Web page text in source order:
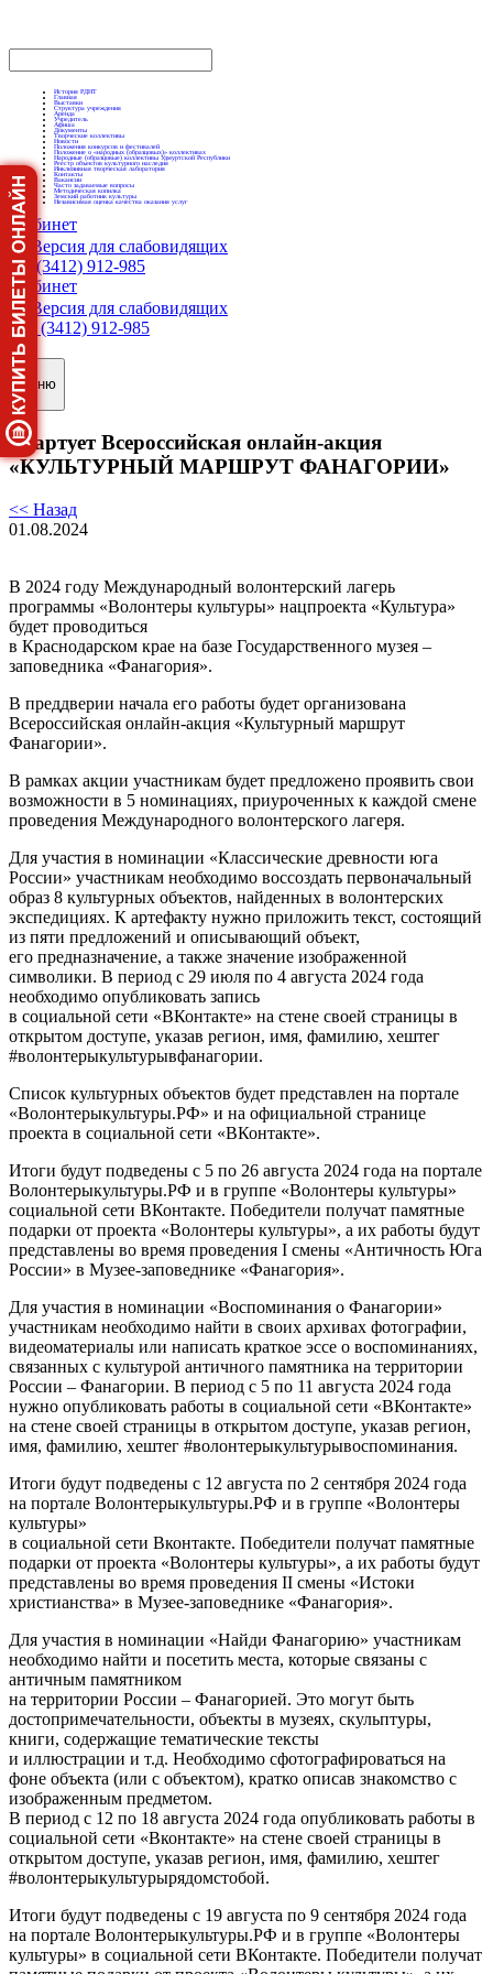
История РДНТ
Главная
Выставки
Структура учреждения
Аренда
Учредитель
Афиша
Документы
Творческие коллективы
Новости
Положения конкурсов и фестивалей
Положение о «народных (образцовых)» коллективах
Народные (образцовые) коллективы Удмуртской Республики
Реестр объектов культурного наследия
Инклюзивная творческая лаборатория
Контакты
Вакансии
Часто задаваемые вопросы
Методическая копилка
Земский работник культуры
Независимая оценка качества оказания услуг
Кабинет
Версия для слабовидящих
+7 (3412) 912-985
Кабинет
Версия для слабовидящих
+7 (3412) 912-985
Меню
Стартует Всероссийская онлайн-акция
«КУЛЬТУРНЫЙ МАРШРУТ ФАНАГОРИИ»
<< Назад
01.08.2024
В 2024 году Международный волонтерский лагерь
программы «Волонтеры культуры» нацпроекта «Культура»
будет проводиться
в Краснодарском крае на базе Государственного музея –
заповедника «Фанагория».
В преддверии начала его работы будет организована
Всероссийская онлайн-акция «Культурный маршрут
Фанагории».
В рамках акции участникам будет предложено проявить свои
возможности в 5 номинациях, приуроченных к каждой смене
проведения Международного волонтерского лагеря.
Для участия в номинации «Классические древности юга
России» участникам необходимо воссоздать первоначальный
образ 8 культурных объектов, найденных в волонтерских
экспедициях. К артефакту нужно приложить текст, состоящий
из пяти предложений и описывающий объект,
его предназначение, а также значение изображенной
символики. В период с 29 июля по 4 августа 2024 года
необходимо опубликовать запись
в социальной сети «ВКонтакте» на стене своей страницы в
открытом доступе, указав регион, имя, фамилию, хештег
#волонтерыкультурывфанагории.
Список культурных объектов будет представлен на портале
«Волонтерыкультуры.РФ» и на официальной странице
проекта в социальной сети «ВКонтакте».
Итоги будут подведены с 5 по 26 августа 2024 года на портале
Волонтерыкультуры.РФ и в группе «Волонтеры культуры»
социальной сети ВКонтакте. Победители получат памятные
подарки от проекта «Волонтеры культуры», а их работы будут
представлены во время проведения I смены «Античность Юга
России» в Музее-заповеднике «Фанагория».
Для участия в номинации «Воспоминания о Фанагории»
участникам необходимо найти в своих архивах фотографии,
видеоматериалы или написать краткое эссе о воспоминаниях,
связанных с культурой античного памятника на территории
России – Фанагории. В период с 5 по 11 августа 2024 года
нужно опубликовать работы в социальной сети «ВКонтакте»
на стене своей страницы в открытом доступе, указав регион,
имя, фамилию, хештег #волонтерыкультурывоспоминания.
Итоги будут подведены с 12 августа по 2 сентября 2024 года
на портале Волонтерыкультуры.РФ и в группе «Волонтеры
культуры»
в социальной сети Вконтакте. Победители получат памятные
подарки от проекта «Волонтеры культуры», а их работы будут
представлены во время проведения II смены «Истоки
христианства» в Музее-заповеднике «Фанагория».
Для участия в номинации «Найди Фанагорию» участникам
необходимо найти и посетить места, которые связаны с
античным памятником
на территории России – Фанагорией. Это могут быть
достопримечательности, объекты в музеях, скульптуры,
книги, содержащие тематические тексты
и иллюстрации и т.д. Необходимо сфотографироваться на
фоне объекта (или с объектом), кратко описав знакомство с
изображенным предметом.
В период с 12 по 18 августа 2024 года опубликовать работы в
социальной сети «Вконтакте» на стене своей страницы в
открытом доступе, указав регион, имя, фамилию, хештег
#волонтерыкультурырядомстобой.
Итоги будут подведены с 19 августа по 9 сентября 2024 года
на портале Волонтерыкультуры.РФ и в группе «Волонтеры
культуры» в социальной сети ВКонтакте. Победители получат